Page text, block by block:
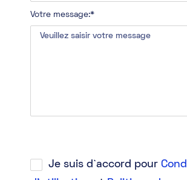
Votre message:*
Je suis d`accord pour